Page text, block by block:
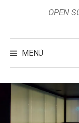
OPEN
MENÜ